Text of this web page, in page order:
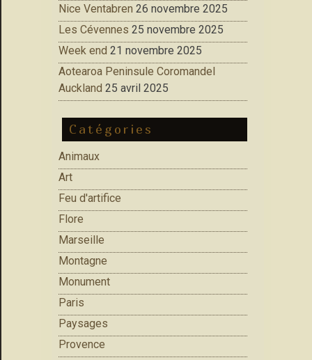
Nice Ventabren 26 novembre 2025
Les Cévennes 25 novembre 2025
Week end 21 novembre 2025
Aotearoa Peninsule Coromandel
Auckland 25 avril 2025
Catégories
Animaux
Art
Feu d'artifice
Flore
Marseille
Montagne
Monument
Paris
Paysages
Provence